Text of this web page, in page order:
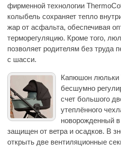
фирменной технологии
колыбель сохраняет тепло
жар от асфальта, обеспечивая
терморегуляцию. Кроме того,
позволяет родителям без труда
с шасси.
Капюшон люльки
бесшумно
счет большого
утеплённого
новорожденный
защищен от ветра и осадков. В
открыть две вентиляционные